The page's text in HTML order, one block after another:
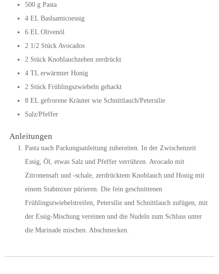
500 g Pasta
4 EL Baslsamicoessig
6 EL Olivenöl
2 1/2 Stück Avocados
2 Stück Knoblauchzehen zerdrückt
4 TL erwärmter Honig
2 Stück Frühlingszwiebeln gehackt
8 EL gefrorene Kräuter wie Schnittlauch/Petersilie
Salz/Pfeffer
Anleitungen
Pasta nach Packungsanleitung zubereiten. In der Zwischenzeit
Essig, Öl, etwas Salz und Pfeffer verrühren. Avocado mit
Zitronensaft und -schale, zerdrücktem Knoblauch und Honig mit
einem Stabmixer pürieren. Die fein geschnittenen
Frühlingszwiebelstreifen, Petersilie und Schnittlauch zufügen, mit
der Essig-Mischung vereinen und die Nudeln zum Schluss unter
die Marinade mischen. Abschmecken.